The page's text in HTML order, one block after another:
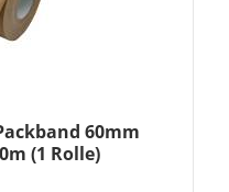
60mm
(1 Rolle)